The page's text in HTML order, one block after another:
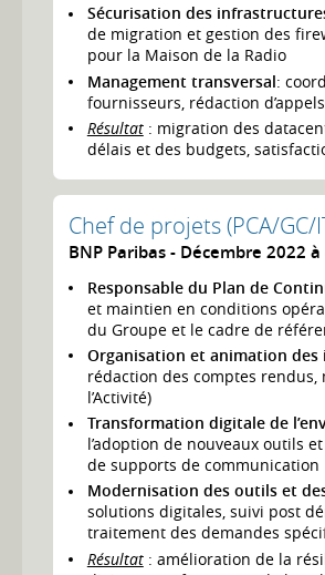
Sécurisation des
de migration et gestion des
pour la Maison de la Radio
Management transversal:
fournisseurs, rédaction
Résultat: migration des
délais et des budgets,
Chef de projets (PCA/GC/
BNP Paribas Décembre 2022
Responsable du Plan de
et maintien en conditions
du Groupe et le cadre de
Organisation et animation des
rédaction des comptes rendus,
l’Activité)
Transformation digitale de
l’adoption de nouveaux outils
de supports de communication
Modernisation des outils et
solutions digitales, suivi post
traitement des demandes
Résultat: amélioration de la